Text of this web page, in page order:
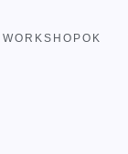
WORKSHOPOK